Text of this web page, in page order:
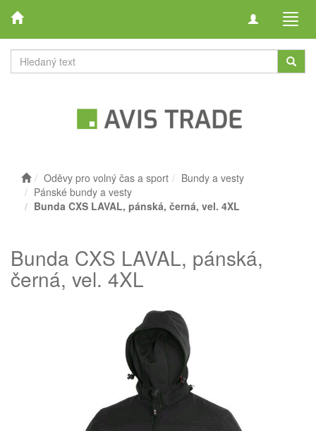
Toggle
Oděvy pro volný čas a sport
Bundy a vesty
Pánské bundy a vesty
Bunda CXS LAVAL, pánská, černá, vel. 4XL
Bunda CXS LAVAL, pánská,
černá, vel. 4XL